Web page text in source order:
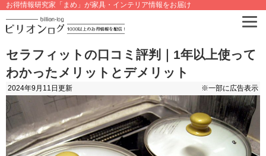
お得情報研究家「まめ」が家具・インテリア情報をお届け
セラフィットの口コミ評判｜1年以上使って
わかったメリットとデメリット
2024年9月11日 更新 ※一部に広告表示